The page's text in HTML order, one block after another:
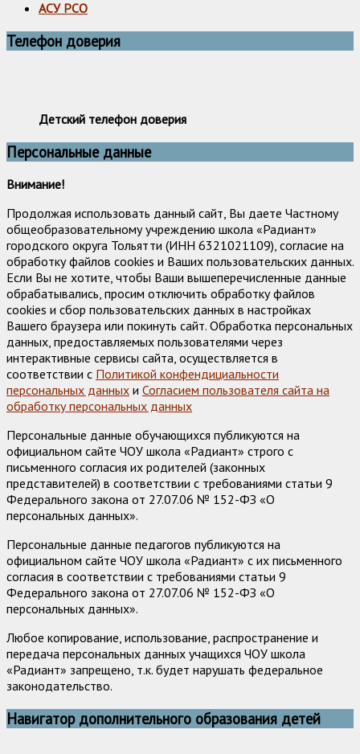
АСУ РСО
Телефон доверия
Детский телефон доверия
Персональные данные
Внимание!
Продолжая использовать данный сайт, Вы даете Частному
общеобразовательному учреждению школа «Радиант»
городского округа Тольятти (ИНН 6321021109), согласие на
обработку файлов cookies и Ваших пользовательских данных.
Если Вы не хотите, чтобы Ваши вышеперечисленные данные
обрабатывались, просим отключить обработку файлов
cookies и сбор пользовательских данных в настройках
Вашего браузера или покинуть сайт. Обработка персональных
данных, предоставляемых пользователями через
интерактивные сервисы сайта, осуществляется в
соответствии с Политикой конфендициальности
персональных данных и Согласием пользователя сайта на
обработку персональных данных
Персональные данные обучающихся публикуются на
официальном сайте ЧОУ школа «Радиант» строго с
письменного согласия их родителей (законных
представителей) в соответствии с требованиями статьи 9
Федерального закона от 27.07.06 № 152-ФЗ «О
персональных данных».
Персональные данные педагогов публикуются на
официальном сайте ЧОУ школа «Радиант» с их письменного
согласия в соответствии с требованиями статьи 9
Федерального закона от 27.07.06 № 152-ФЗ «О
персональных данных».
Любое копирование, использование, распространение и
передача персональных данных учащихся ЧОУ школа
«Радиант» запрещено, т.к. будет нарушать федеральное
законодательство.
Навигатор дополнительного образования детей